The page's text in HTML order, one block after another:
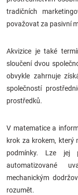
tradičních
považovat za pasivní
Akvizice je také
sloučení dvou
obvykle zahrnuje
společností
prostředků.
V matematice a
krok za krokem, který
podmínky. Lze jej
automatizované
mechanickým
rozumět.